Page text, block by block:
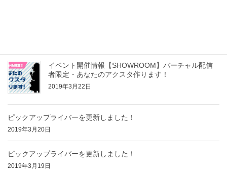
イベント開催情報【SHOWROOM】バーチャル配信
者限定・あなたのアクスタ作ります！
2019年3月22日
ピックアップライバーを更新しました！
2019年3月20日
ピックアップライバーを更新しました！
2019年3月19日